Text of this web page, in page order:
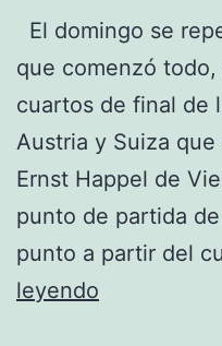
El domingo se
que comenzó todo,
cuartos de final de
Austria y Suiza
Ernst Happel de
punto de partida
punto a partir del
leyendo